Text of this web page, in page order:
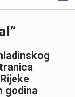
godina